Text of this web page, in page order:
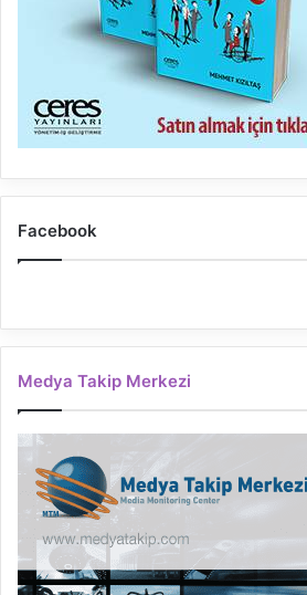
Facebook
Medya Takip Merkezi